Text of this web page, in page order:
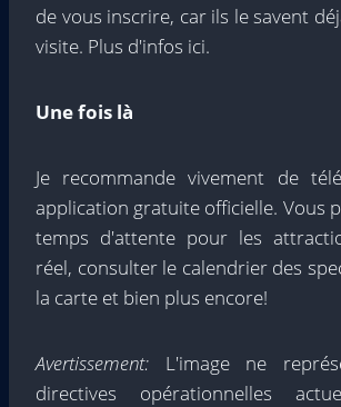
de vous inscrire, car ils le savent
visite. Plus d'infos ici.
Une fois là
Je recommande vivement de
application gratuite officielle. Vous
temps d'attente pour les
réel, consulter le calendrier des
la carte et bien plus encore!
Avertissement: L'image ne
directives opérationnelles